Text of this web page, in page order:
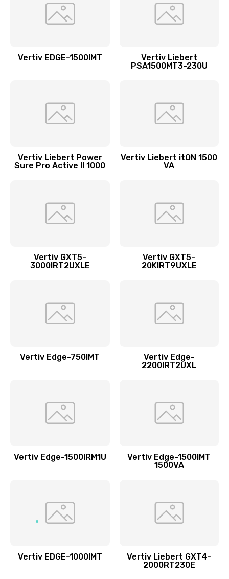
Vertiv EDGE-1500IMT
Vertiv Liebert
PSA1500MT3-230U
Vertiv Liebert Power
Sure Pro Active II 1000
Vertiv Liebert itON 1500
VA
Vertiv GXT5-
3000IRT2UXLE
Vertiv GXT5-
20KIRT9UXLE
Vertiv Edge-750IMT
Vertiv Edge-
2200IRT2UXL
Vertiv Edge-1500IRM1U
Vertiv Edge-1500IMT
1500VA
Vertiv EDGE-1000IMT
Vertiv Liebert GXT4-
2000RT230E